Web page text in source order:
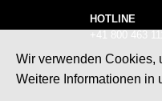
HOTLINE
+41 800 463
Wir verwenden Cookies,
Weitere Informationen in